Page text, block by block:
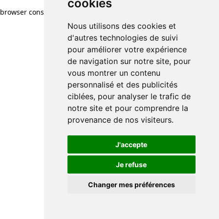
cookies
Nous utilisons des cookies et
d'autres technologies de suivi
pour améliorer votre expérience
de navigation sur notre site, pour
vous montrer un contenu
personnalisé et des publicités
ciblées, pour analyser le trafic de
notre site et pour comprendre la
provenance de nos visiteurs.
J'accepte
Je refuse
Changer mes préférences
cookies
Nous utilisons des cookies et
d'autres technologies de suivi
pour améliorer votre expérience
de navigation sur notre site, pour
vous montrer un contenu
personnalisé et des publicités
ciblées, pour analyser le trafic de
notre site et pour comprendre la
provenance de nos visiteurs.
J'accepte
Je refuse
Changer mes préférences
browser console for more information)